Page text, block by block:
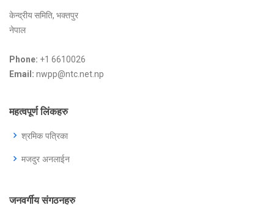
केन्द्रीय समिति, भक्तपुर
नेपाल
Phone: +1 6610026
Email: nwpp@ntc.net.np
महत्वपूर्ण लिंकहरु
श्रमिक पत्रिका
मजदुर अनलाईन
जनवर्गीय संगठनहरु